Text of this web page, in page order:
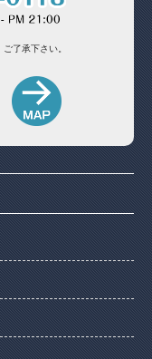
ご了承下さい。